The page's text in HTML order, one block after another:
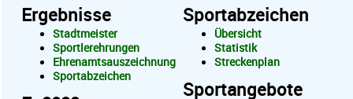
Ergebnisse
Stadtmeister
Sportlerehrungen
Ehrenamtsauszeichnung
Sportabzeichen
Sportabzeichen
Übersicht
Statistik
Streckenplan
Sportangebote